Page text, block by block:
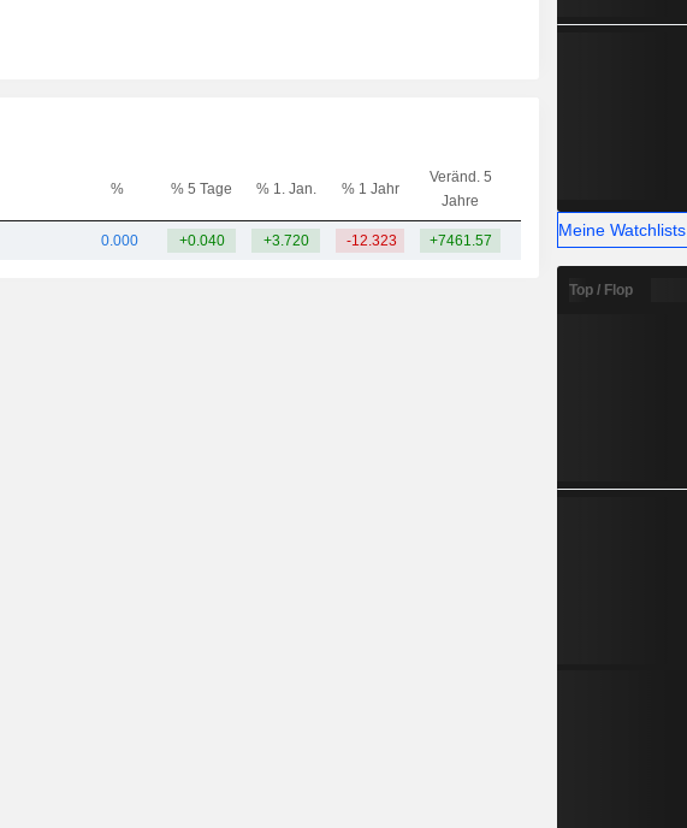
% % 5 Tage % 1. Jan. % 1 Jahr
Veränd. 5
Jahre
0.000 +0.040 +3.720 -12.323 +7461.57
Meine Watchlists
Top / Flop